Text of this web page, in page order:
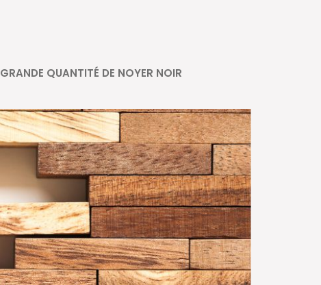
GRANDE QUANTITÉ DE NOYER NOIR